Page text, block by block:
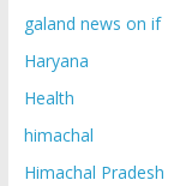
galand news on if
Haryana
Health
himachal
Himachal Pradesh